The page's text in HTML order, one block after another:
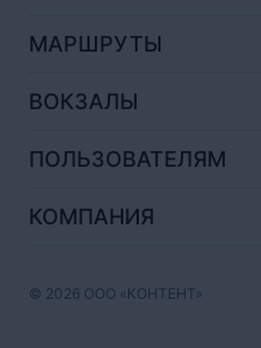
© 2026 ООО «КОНТЕНТ»
МАРШРУТЫ
ВОКЗАЛЫ
ПОЛЬЗОВАТЕЛЯМ
КОМПАНИЯ